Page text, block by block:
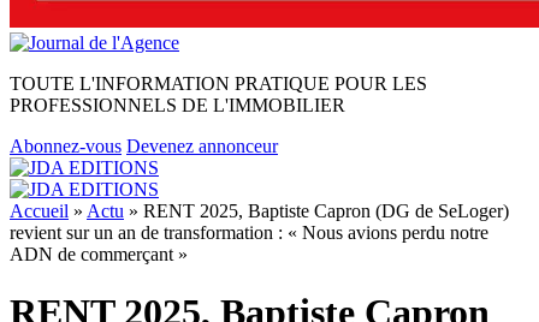
TOUTE L'INFORMATION PRATIQUE POUR LES
PROFESSIONNELS DE L'IMMOBILIER
Abonnez-vous Devenez annonceur
Accueil » Actu » RENT 2025, Baptiste Capron (DG de SeLoger)
revient sur un an de transformation : « Nous avions perdu notre
ADN de commerçant »
RENT 2025, Baptiste Capron